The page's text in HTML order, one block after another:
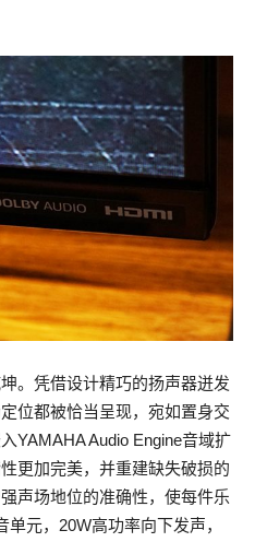
。凭借设计精巧的扬声器迸发
位都被恰当呈现，宛如置身交
YAMAHA Audio Engine音域扩
更加完美，并重建缺失破损的
声场地位的准确性，使每件乐
元，20W高功率向下发声，